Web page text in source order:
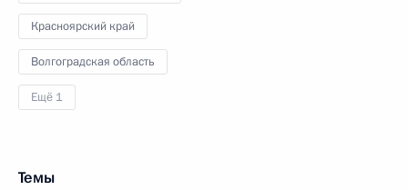
Красноярский край
Волгоградская область
Ещё 1
Темы